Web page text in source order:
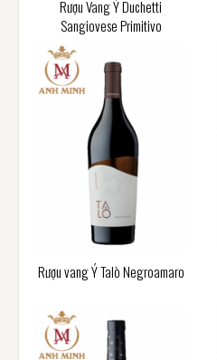
Rượu Vang Ý Duchetti
Sangiovese Primitivo
Rượu vang Ý Talò Negroamaro